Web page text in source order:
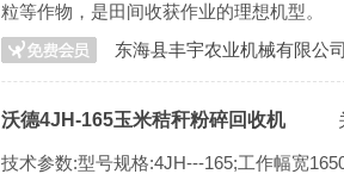
粒等作物，是田间收获作业的理想机型。
东海县丰宇农业机械有限公司
沃德4JH-165玉米秸秆粉碎回收机
技术参数:型号规格:4JH---165;工作幅宽